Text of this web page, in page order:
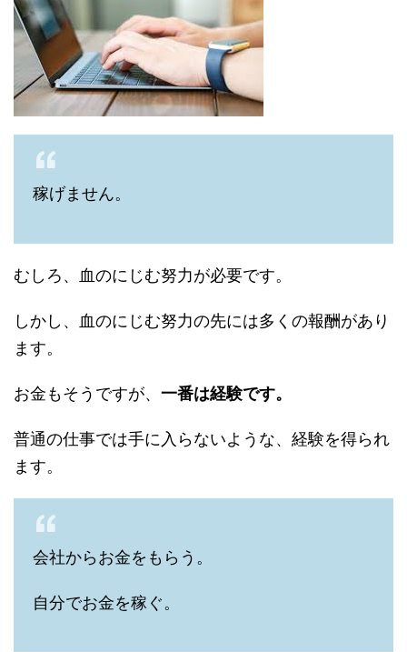
稼げません。
むしろ、血のにじむ努力が必要です。
しかし、血のにじむ努力の先には多くの報酬があり
ます。
お金もそうですが、 一番は経験です。
普通の仕事では手に入らないような、経験を得られ
ます。
会社からお金をもらう。
自分でお金を稼ぐ。